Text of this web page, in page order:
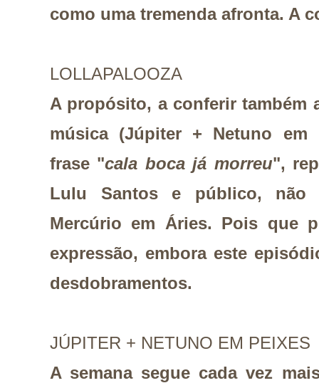
como uma tremenda afronta. A
LOLLAPALOOZA
A propósito, a conferir também
música (Júpiter + Netuno em
frase "cala boca já morreu",
Lulu Santos e público, não
Mercúrio em Áries. Pois que
expressão, embora este
desdobramentos.
JÚPITER + NETUNO EM PEIXES
A semana segue cada vez